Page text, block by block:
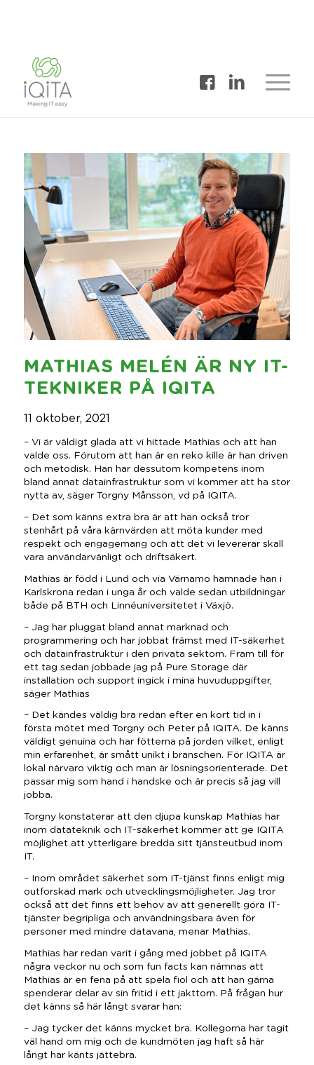
MATHIAS MELÉN ÄR NY IT-
TEKNIKER PÅ IQITA
11 oktober, 2021
– Vi är väldigt glada att vi hittade Mathias och att han
valde oss. Förutom att han är en reko kille är han driven
och metodisk. Han har dessutom kompetens inom
bland annat datainfrastruktur som vi kommer att ha stor
nytta av, säger Torgny Månsson, vd på IQITA.
– Det som känns extra bra är att han också tror
stenhårt på våra kärnvärden att möta kunder med
respekt och engagemang och att det vi levererar skall
vara användarvänligt och driftsäkert.
Mathias är född i Lund och via Värnamo hamnade han i
Karlskrona redan i unga år och valde sedan utbildningar
både på BTH och Linnéuniversitetet i Växjö.
– Jag har pluggat bland annat marknad och
programmering och har jobbat främst med IT-säkerhet
och datainfrastruktur i den privata sektorn. Fram till för
ett tag sedan jobbade jag på Pure Storage där
installation och support ingick i mina huvuduppgifter,
säger Mathias
– Det kändes väldig bra redan efter en kort tid in i
första mötet med Torgny och Peter på IQITA. De känns
väldigt genuina och har fötterna på jorden vilket, enligt
min erfarenhet, är smått unikt i branschen. För IQITA är
lokal närvaro viktig och man är lösningsorienterade. Det
passar mig som hand i handske och är precis så jag vill
jobba.
Torgny konstaterar att den djupa kunskap Mathias har
inom datateknik och IT-säkerhet kommer att ge IQITA
möjlighet att ytterligare bredda sitt tjänsteutbud inom
IT.
– Inom området säkerhet som IT-tjänst finns enligt mig
outforskad mark och utvecklingsmöjligheter. Jag tror
också att det finns ett behov av att generellt göra IT-
tjänster begripliga och användningsbara även för
personer med mindre datavana, menar Mathias.
Mathias har redan varit i gång med jobbet på IQITA
några veckor nu och som fun facts kan nämnas att
Mathias är en fena på att spela fiol och att han gärna
spenderar delar av sin fritid i ett jakttorn. På frågan hur
det känns så här långt svarar han:
– Jag tycker det känns mycket bra. Kollegorna har tagit
väl hand om mig och de kundmöten jag haft så här
långt har känts jättebra.